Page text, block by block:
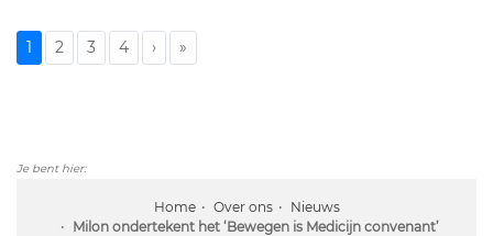
1 2 3 4 › »
Je bent hier:
Home Over ons
Nieuws
Milon ondertekent het ‘Bewegen is Medicijn convenant’